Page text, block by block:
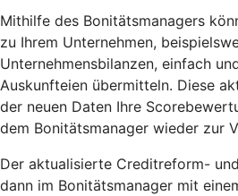
Mithilfe des Bonitätsmanagers
zu Ihrem Unternehmen,
Unternehmensbilanzen, einfach
Auskunfteien übermitteln. Diese
der neuen Daten Ihre
dem Bonitätsmanager wieder zur
Der aktualisierte Creditreform-
dann im Bonitätsmanager mit